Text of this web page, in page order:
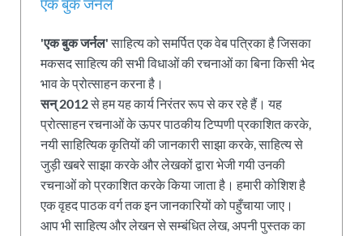
'एक बुक जर्नल'साहित्य को समर्पित एक वेब पत्रिका है जिसका
मकसद साहित्य की सभी विधाओं की रचनाओं का बिना किसी भेद
भाव के प्रोत्साहन करना है।
सन् 2012से हम यह कार्य निरंतर रूप से कर रहे हैं। यह
प्रोत्साहन रचनाओं के ऊपर पाठकीय टिप्पणी प्रकाशित करके,
नयी साहित्यिक कृतियों की जानकारी साझा करके, साहित्य से
जुड़ी खबरे साझा करके और लेखकों द्वारा भेजी गयी उनकी
रचनाओं को प्रकाशित करके किया जाता है। हमारी कोशिश है
एक वृहद पाठक वर्ग तक इन जानकारियों को पहुँचाया जाए।
आप भी साहित्य और लेखन से सम्बंधित लेख, अपनी पुस्तक का